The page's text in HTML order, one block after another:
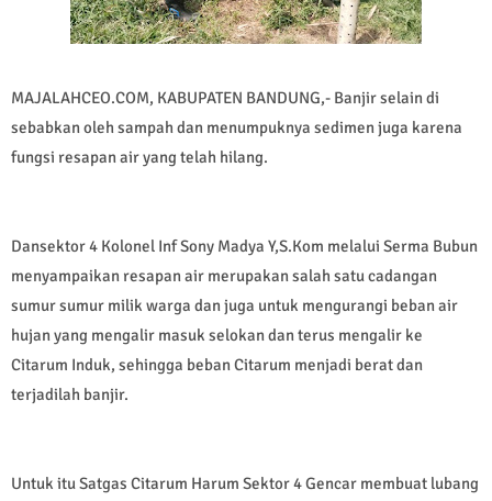
MAJALAHCEO.COM, KABUPATEN BANDUNG,- Banjir selain di
sebabkan oleh sampah dan menumpuknya sedimen juga karena
fungsi resapan air yang telah hilang.
Dansektor 4 Kolonel Inf Sony Madya Y,S.Kom melalui Serma Bubun
menyampaikan resapan air merupakan salah satu cadangan
sumur sumur milik warga dan juga untuk mengurangi beban air
hujan yang mengalir masuk selokan dan terus mengalir ke
Citarum Induk, sehingga beban Citarum menjadi berat dan
terjadilah banjir.
Untuk itu Satgas Citarum Harum Sektor 4 Gencar membuat lubang